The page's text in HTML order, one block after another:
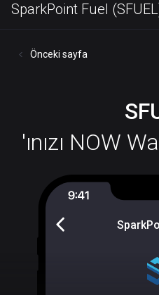
SparkPoint Fuel
Önceki sayfa
'ınızı NOW